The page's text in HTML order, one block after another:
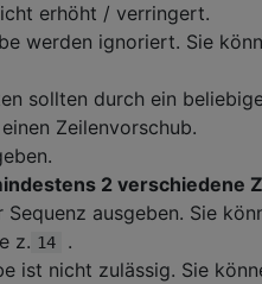
erhöht / verringert.
werden ignoriert. Sie
sollten durch ein
Zeilenvorschub.
2 verschiedene
Sequenz ausgeben. Sie
z. 14
.
ist nicht zulässig. Sie